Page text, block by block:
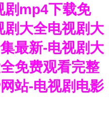
剧mp4下载免
剧大全电视剧大
最新-电视剧大
免费观看完整
站-电视剧电影